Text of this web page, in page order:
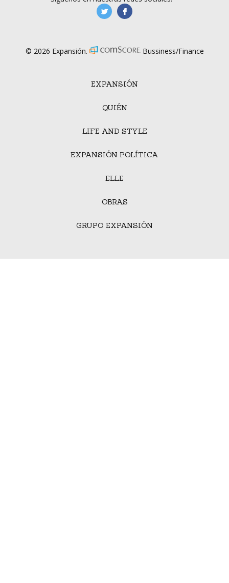
EXPANSIÓN
QUIÉN
LIFE AND STYLE
EXPANSIÓN POLÍTICA
ELLE
OBRAS
GRUPO EXPANSIÓN
manufacturaGE
© 2026 Expansión. Bussiness/Finance